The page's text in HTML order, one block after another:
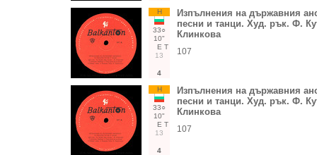
Н
33○
10"
Е Т
13
4
Изпълнения на държавния
песни и танци. Худ. рък. Ф.
Клинкова
107
Н
33○
10"
Е Т
13
4
Изпълнения на държавния
песни и танци. Худ. рък. Ф.
Клинкова
107